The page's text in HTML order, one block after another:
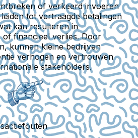
of verkeerd invoeren
tot vertraagde betalingen
kan resulteren in
of financieel verlies. Door
kunnen kleine bedrijven
verhogen en vertrouwen
stakeholders.